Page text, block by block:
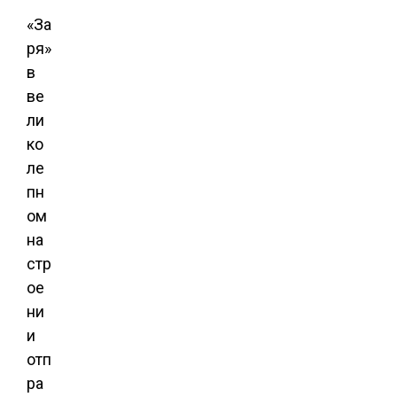
«За
ря»
в
ве
ли
ко
ле
пн
ом
на
стр
ое
ни
и
отп
ра